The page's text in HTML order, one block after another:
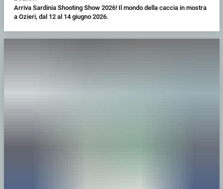
Arriva Sardinia Shooting Show 2026! Il mondo della caccia in mostra
a Ozieri, dal 12 al 14 giugno 2026.